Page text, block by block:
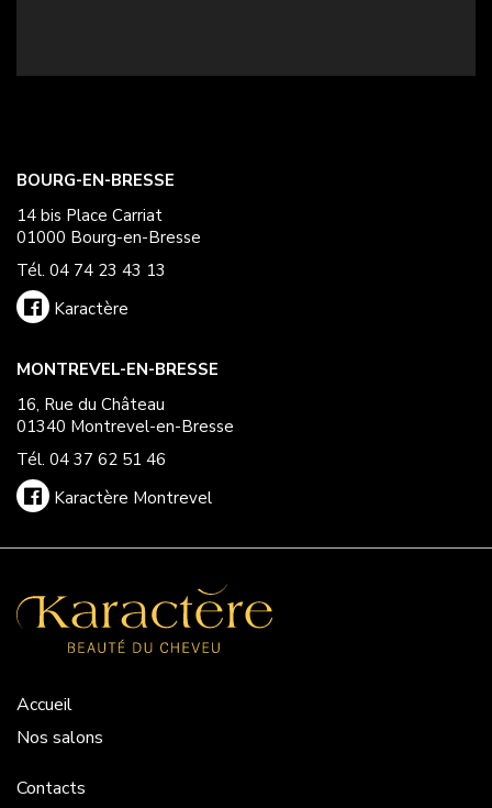
Accueil
Nos salons
Contacts
BOURG-EN-BRESSE
14 bis Place Carriat
01000 Bourg-en-Bresse
Tél. 04 74 23 43 13
Karactère
MONTREVEL-EN-BRESSE
16, Rue du Château
01340 Montrevel-en-Bresse
Tél. 04 37 62 51 46
Karactère Montrevel